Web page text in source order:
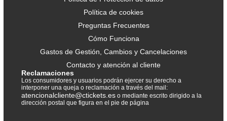
Política de cookies
Preguntas Frecuentes
Cómo Funciona
Gastos de Gestión, Cambios y Cancelaciones
Contacto y atención al cliente
Reclamaciones
Los consumidores y usuarios podrán ejercer su derecho a
interponer una queja o reclamación a través del mail:
atencionalcliente@ctickets.es o mediante escrito dirigido a la
dirección postal que figura en el pie de página